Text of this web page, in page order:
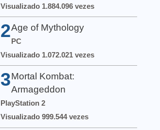
Visualizado 1.884.096 vezes
2Age of Mythology
PC
Visualizado 1.072.021 vezes
3 Mortal Kombat:
Armageddon
PlayStation 2
Visualizado 999.544 vezes